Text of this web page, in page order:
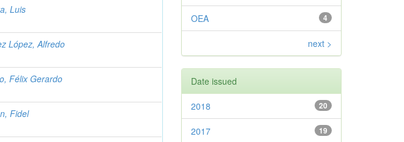
Luis
López, Alfredo
Félix Gerardo
Fidel
4
OEA
next >
Date issued
20
2018
19
2017